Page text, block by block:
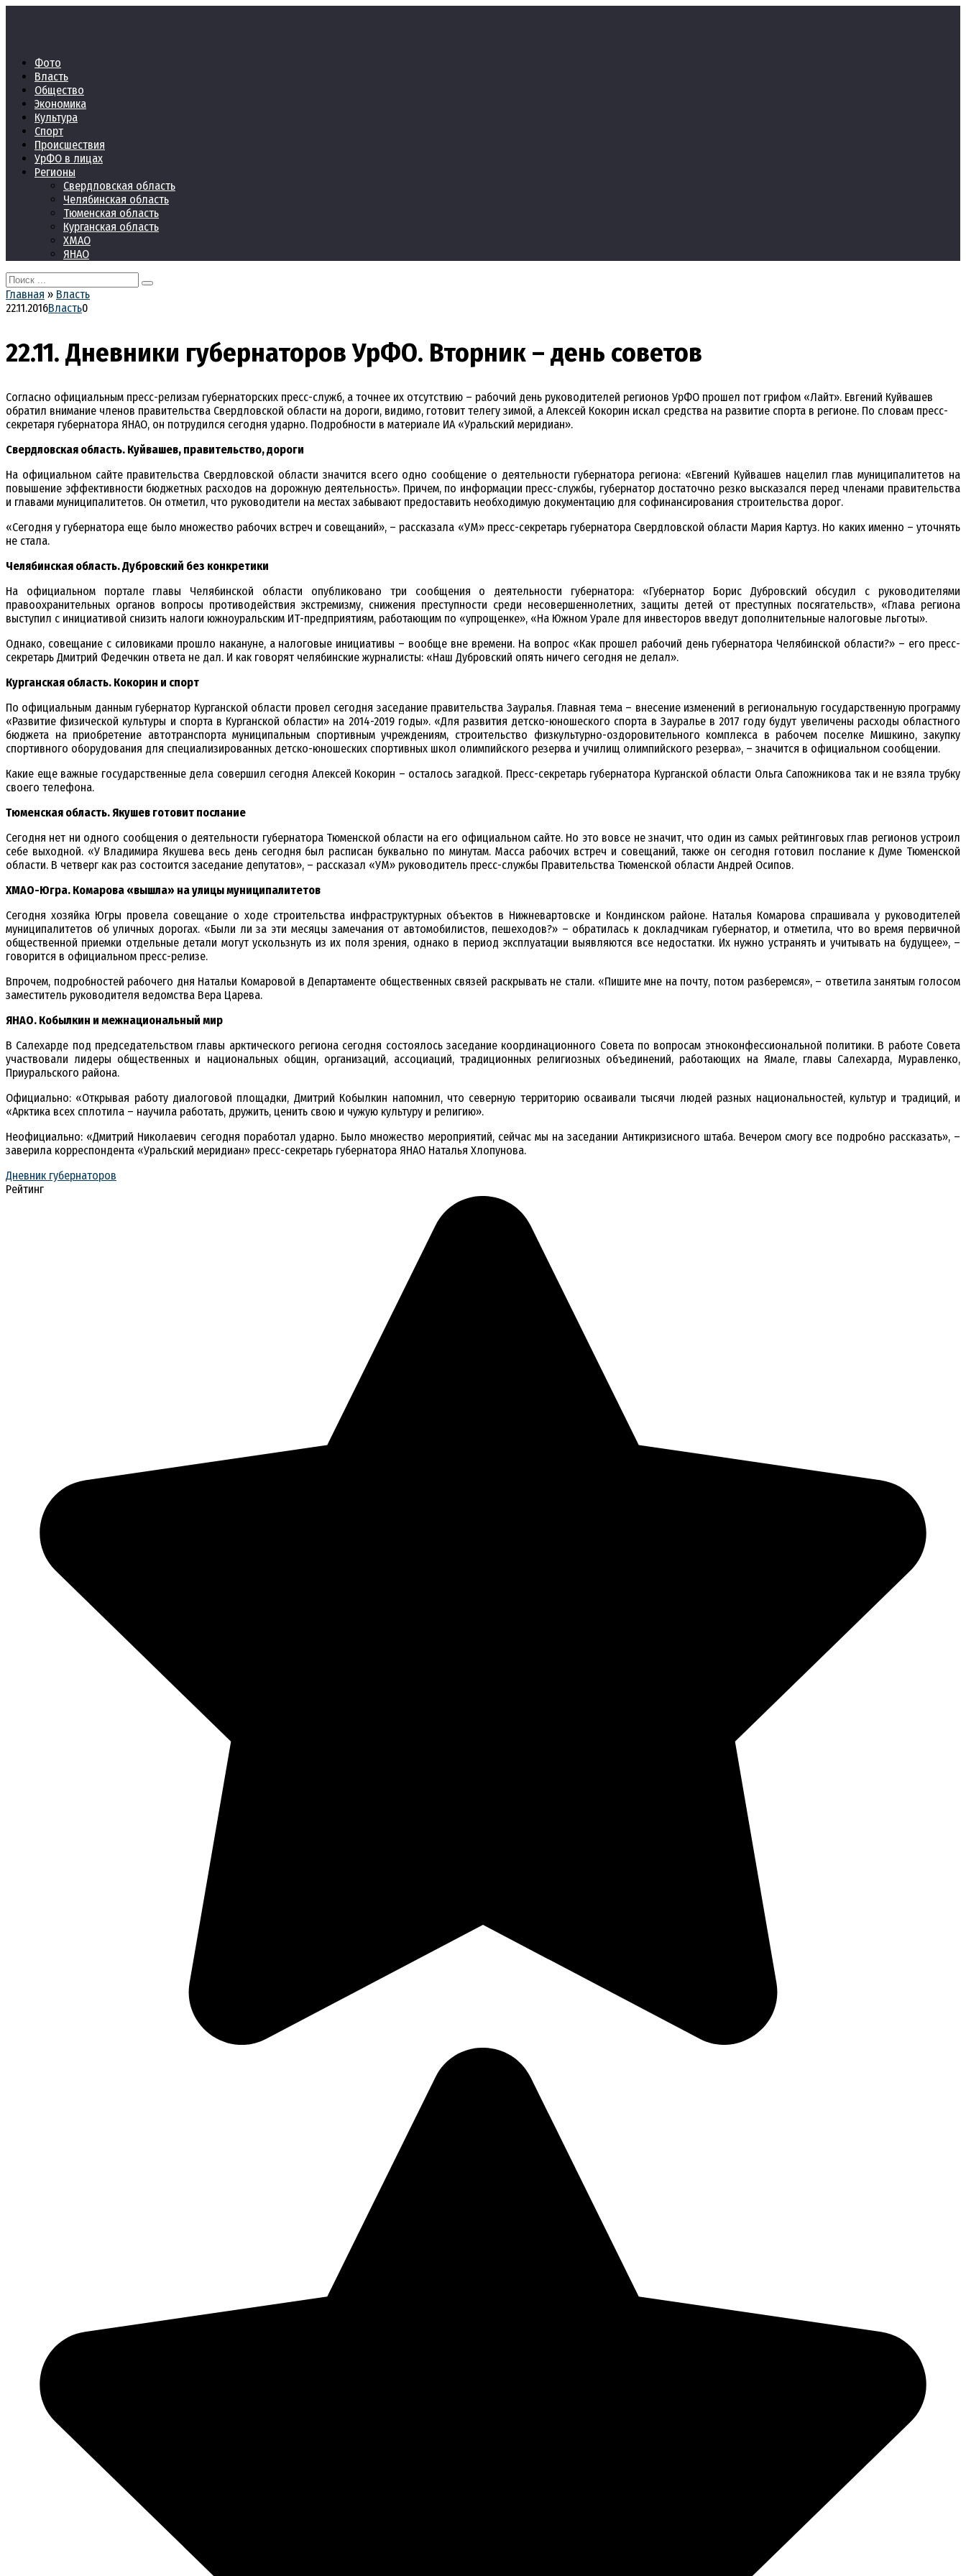
Фото
Власть
Общество
Экономика
Культура
Спорт
Происшествия
УрФО в лицах
Регионы
Свердловская область
Челябинская область
Тюменская область
Курганская область
ХМАО
ЯНАО
Search
for:
Главная » Власть
22.11.2016Власть0
22.11. Дневники губернаторов УрФО. Вторник – день советов
Согласно официальным пресс-релизам губернаторских пресс-служб, а точнее их отсутствию – рабочий день руководителей регионов УрФО прошел пот грифом «Лайт». Евгений Куйвашев
обратил внимание членов правительства Свердловской области на дороги, видимо, готовит телегу зимой, а Алексей Кокорин искал средства на развитие спорта в регионе. По словам пресс-
секретаря губернатора ЯНАО, он потрудился сегодня ударно. Подробности в материале ИА «Уральский меридиан».
Свердловская область. Куйвашев, правительство, дороги
На официальном сайте правительства Свердловской области значится всего одно сообщение о деятельности губернатора региона: «Евгений Куйвашев нацелил глав муниципалитетов на
повышение эффективности бюджетных расходов на дорожную деятельность». Причем, по информации пресс-службы, губернатор достаточно резко высказался перед членами правительства
и главами муниципалитетов. Он отметил, что руководители на местах забывают предоставить необходимую документацию для софинансирования строительства дорог.
«Сегодня у губернатора еще было множество рабочих встреч и совещаний», – рассказала «УМ» пресс-секретарь губернатора Свердловской области Мария Картуз. Но каких именно – уточнять
не стала.
Челябинская область. Дубровский без конкретики
На официальном портале главы Челябинской области опубликовано три сообщения о деятельности губернатора: «Губернатор Борис Дубровский обсудил с руководителями
правоохранительных органов вопросы противодействия экстремизму, снижения преступности среди несовершеннолетних, защиты детей от преступных посягательств», «Глава региона
выступил с инициативой снизить налоги южноуральским ИТ-предприятиям, работающим по «упрощенке», «На Южном Урале для инвесторов введут дополнительные налоговые льготы».
Однако, совещание с силовиками прошло накануне, а налоговые инициативы – вообще вне времени. На вопрос «Как прошел рабочий день губернатора Челябинской области?» – его пресс-
секретарь Дмитрий Федечкин ответа не дал. И как говорят челябинские журналисты: «Наш Дубровский опять ничего сегодня не делал».
Курганская область. Кокорин и спорт
По официальным данным губернатор Курганской области провел сегодня заседание правительства Зауралья. Главная тема – внесение изменений в региональную государственную программу
«Развитие физической культуры и спорта в Курганской области» на 2014-2019 годы». «Для развития детско-юношеского спорта в Зауралье в 2017 году будут увеличены расходы областного
бюджета на приобретение автотранспорта муниципальным спортивным учреждениям, строительство физкультурно-оздоровительного комплекса в рабочем поселке Мишкино, закупку
спортивного оборудования для специализированных детско-юношеских спортивных школ олимпийского резерва и училищ олимпийского резерва», – значится в официальном сообщении.
Какие еще важные государственные дела совершил сегодня Алексей Кокорин – осталось загадкой. Пресс-секретарь губернатора Курганской области Ольга Сапожникова так и не взяла трубку
своего телефона.
Тюменская область. Якушев готовит послание
Сегодня нет ни одного сообщения о деятельности губернатора Тюменской области на его официальном сайте. Но это вовсе не значит, что один из самых рейтинговых глав регионов устроил
себе выходной. «У Владимира Якушева весь день сегодня был расписан буквально по минутам. Масса рабочих встреч и совещаний, также он сегодня готовил послание к Думе Тюменской
области. В четверг как раз состоится заседание депутатов», – рассказал «УМ» руководитель пресс-службы Правительства Тюменской области Андрей Осипов.
ХМАО-Югра. Комарова «вышла» на улицы муниципалитетов
Сегодня хозяйка Югры провела совещание о ходе строительства инфраструктурных объектов в Нижневартовске и Кондинском районе. Наталья Комарова спрашивала у руководителей
муниципалитетов об уличных дорогах. «Были ли за эти месяцы замечания от автомобилистов, пешеходов?» – обратилась к докладчикам губернатор, и отметила, что во время первичной
общественной приемки отдельные детали могут ускользнуть из их поля зрения, однако в период эксплуатации выявляются все недостатки. Их нужно устранять и учитывать на будущее», –
говорится в официальном пресс-релизе.
Впрочем, подробностей рабочего дня Натальи Комаровой в Департаменте общественных связей раскрывать не стали. «Пишите мне на почту, потом разберемся», – ответила занятым голосом
заместитель руководителя ведомства Вера Царева.
ЯНАО. Кобылкин и межнациональный мир
В Салехарде под председательством главы арктического региона сегодня состоялось заседание координационного Совета по вопросам этноконфессиональной политики. В работе Совета
участвовали лидеры общественных и национальных общин, организаций, ассоциаций, традиционных религиозных объединений, работающих на Ямале, главы Салехарда, Муравленко,
Приуральского района.
Официально: «Открывая работу диалоговой площадки, Дмитрий Кобылкин напомнил, что северную территорию осваивали тысячи людей разных национальностей, культур и традиций, и
«Арктика всех сплотила – научила работать, дружить, ценить свою и чужую культуру и религию».
Неофициально: «Дмитрий Николаевич сегодня поработал ударно. Было множество мероприятий, сейчас мы на заседании Антикризисного штаба. Вечером смогу все подробно рассказать», –
заверила корреспондента «Уральский меридиан» пресс-секретарь губернатора ЯНАО Наталья Хлопунова.
Дневник губернаторов
Рейтинг